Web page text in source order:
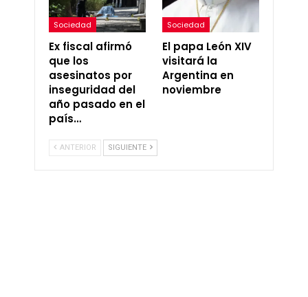
Sociedad
Ex fiscal afirmó
que los
asesinatos por
inseguridad del
año pasado en el
país…
Sociedad
El papa León XIV
visitará la
Argentina en
noviembre
ANTERIOR SIGUIENTE